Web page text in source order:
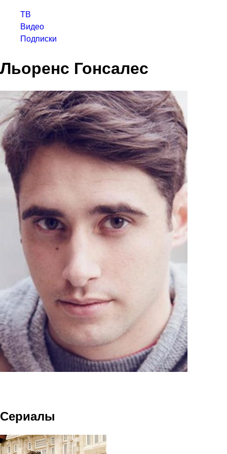
ТВ
Видео
Подписки
Льоренс Гонсалес
Сериалы